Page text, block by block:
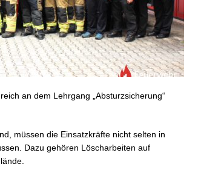
an dem Lehrgang „Absturzsicherung“
müssen die Einsatzkräfte nicht selten in
Dazu gehören Löscharbeiten auf